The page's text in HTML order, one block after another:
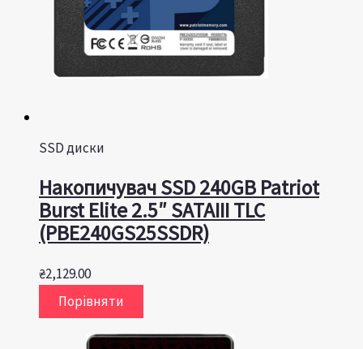
SSD диски
Накопичувач SSD 240GB Patriot
Burst Elite 2.5″ SATAIII TLC
(PBE240GS25SSDR)
₴2,129.00
Порівняти